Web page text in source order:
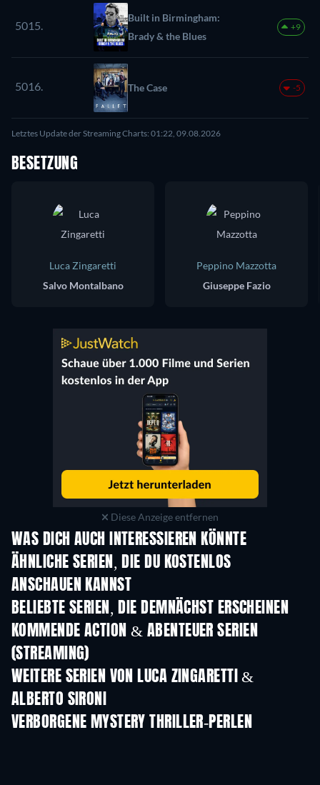
5015.
Built in Birmingham:
Brady & the Blues
+9
5016. The Case -5
Letztes Update der Streaming Charts: 01:22, 09.08.2026
BESETZUNG
Luca Zingaretti
Salvo Montalbano
Peppino Mazzotta
Giuseppe Fazio
Diese Anzeige entfernen
WAS DICH AUCH INTERESSIEREN KÖNNTE
Serie Serie
ÄHNLICHE SERIEN, DIE DU KOSTENLOS
ANSCHAUEN KANNST
Serie
BELIEBTE SERIEN, DIE DEMNÄCHST ERSCHEINEN
Serie Serie
KOMMENDE ACTION & ABENTEUER SERIEN
(STREAMING)Staffel 2
WEITERE SERIEN VON LUCA ZINGARETTI &
ALBERTO SIRONISerie
VERBORGENE MYSTERY THRILLER-PERLEN